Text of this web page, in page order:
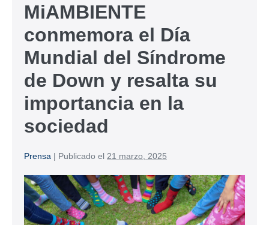
MiAMBIENTE
conmemora el Día
Mundial del Síndrome
de Down y resalta su
importancia en la
sociedad
Prensa | Publicado el 21 marzo, 2025